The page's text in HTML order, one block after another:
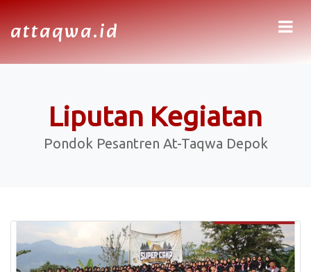
attaqwa.id
Liputan Kegiatan
Pondok Pesantren At-Taqwa Depok